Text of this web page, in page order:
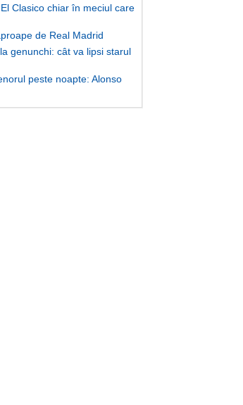
Clasico chiar în meciul care
de Real Madrid
genunchi: cât va lipsi starul
peste noapte: Alonso